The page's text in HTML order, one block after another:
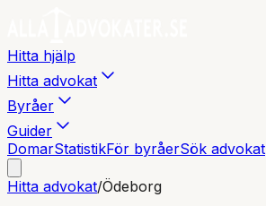
Hitta hjälp
Hitta advokat
Byråer
Guider
DomarStatistikFör byråerSök advokat
Hitta advokat/Ödeborg